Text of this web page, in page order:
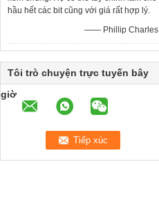
hầu hết các bit cũng với giá rất hợp lý.
—— Phillip Charles
Tôi trò chuyện trực tuyến bây
giờ